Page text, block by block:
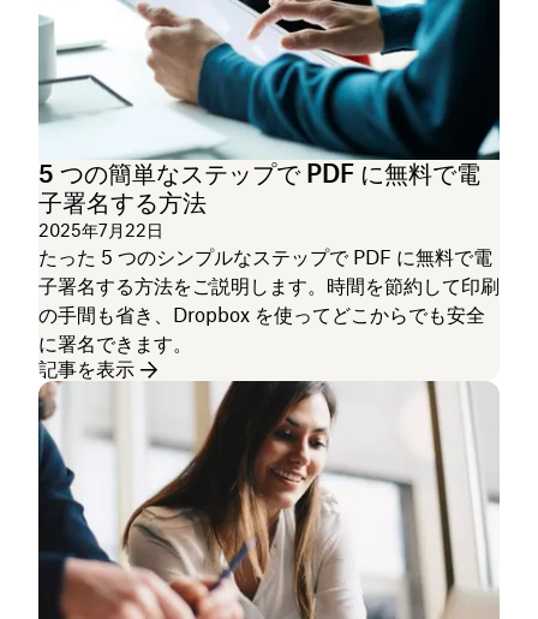
5 つの簡単なステップで PDF に無料で電
子署名する方法
2025年7月22日
たった 5 つのシンプルなステップで PDF に無料で電
子署名する方法をご説明します。時間を節約して印刷
の手間も省き、Dropbox を使ってどこからでも安全
に署名できます。
記事を表示